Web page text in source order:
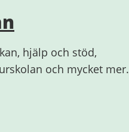
hjälp och stöd,
och mycket mer.